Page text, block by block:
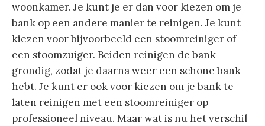
woonkamer. Je kunt je er dan voor kiezen om je
bank op een andere manier te reinigen. Je kunt
kiezen voor bijvoorbeeld een stoomreiniger of
een stoomzuiger. Beiden reinigen de bank
grondig, zodat je daarna weer een schone bank
hebt. Je kunt er ook voor kiezen om je bank te
laten reinigen met een stoomreiniger op
professioneel niveau. Maar wat is nu het verschil